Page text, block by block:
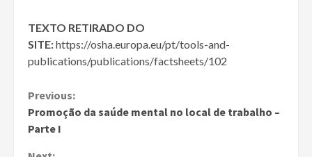
TEXTO RETIRADO DO
SITE:https://osha.europa.eu/pt/tools-and-
publications/publications/factsheets/102
Continue
Reading
Previous:
Promoção da saúde mental no local de trabalho –
Parte I